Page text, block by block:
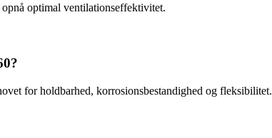
optimal ventilationseffektivitet.
for holdbarhed, korrosionsbestandighed og fleksibilitet.